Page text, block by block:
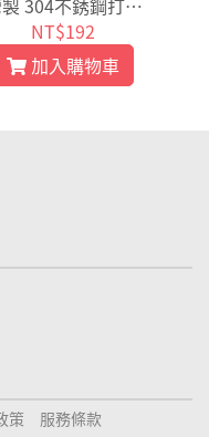
304不銹鋼打蛋
SN4956 SN4952 S
N4953 SN4954
NT$192
加入購物車
策 服務條款